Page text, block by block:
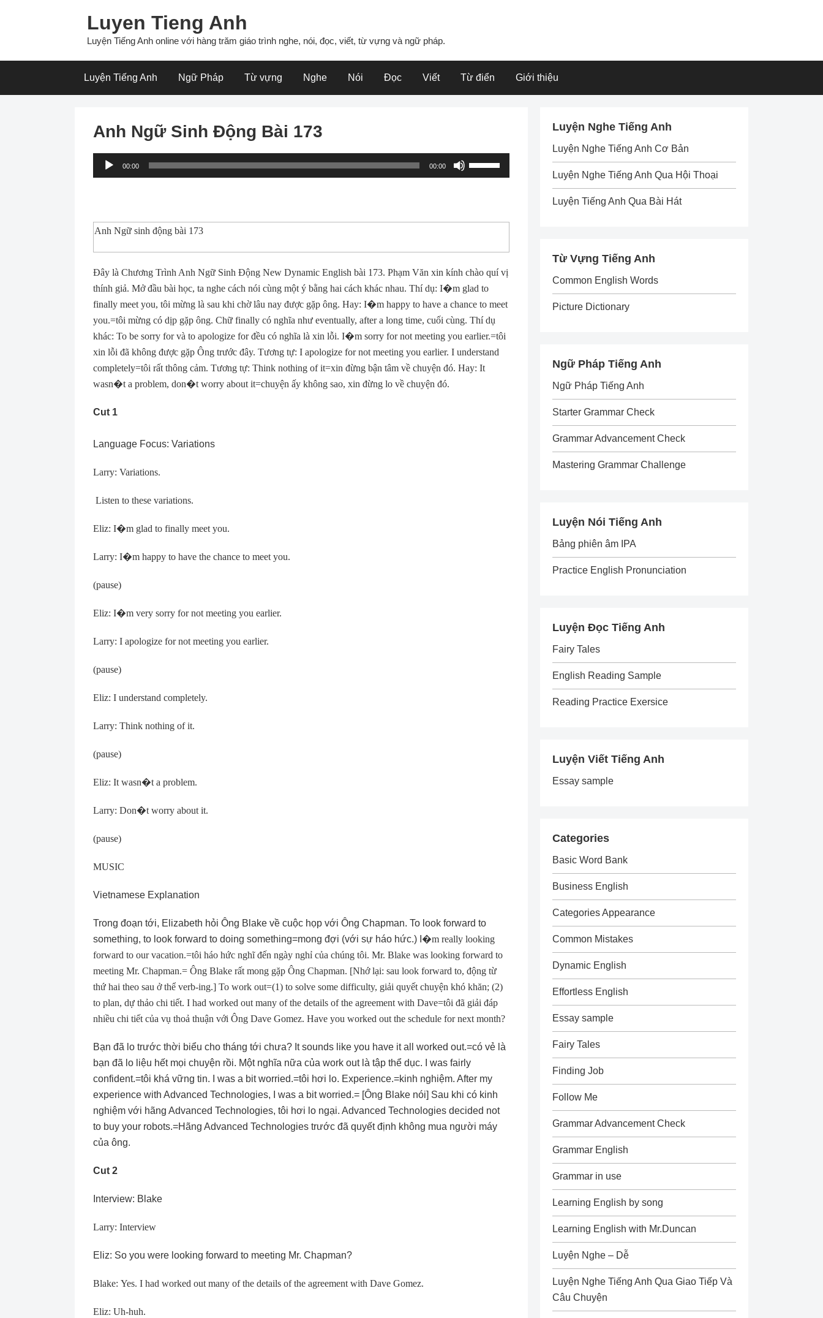
Luyen Tieng Anh
Luyện Tiếng Anh online với hàng trăm giáo trình nghe, nói, đọc, viết, từ vựng và ngữ pháp.
Luyện Tiếng Anh Ngữ Pháp Từ vựng Nghe Nói Đọc Viết Từ điển Giới thiệu
Anh Ngữ Sinh Động Bài 173
Audio
Player
00:00 00:00
Up/Down
to
or
decrease
volume.
Anh Ngữ sinh động bài 173
Ðây là Chương Trình Anh Ngữ Sinh Ðộng New Dynamic English bài 173. Phạm Văn xin kính chào quí vị
thính giả. Mở đầu bài học, ta nghe cách nói cùng một ý bằng hai cách khác nhau. Thí dụ: I�m glad to
finally meet you, tôi mừng là sau khi chờ lâu nay được gặp ông. Hay: I�m happy to have a chance to meet
you.=tôi mừng có dịp gặp ông. Chữ finally có nghĩa như eventually, after a long time, cuối cùng. Thí dụ
khác: To be sorry for và to apologize for đều có nghĩa là xin lỗi. I�m sorry for not meeting you earlier.=tôi
xin lỗi đã không được gặp Ông trước đây. Tương tự: I apologize for not meeting you earlier. I understand
completely=tôi rất thông cảm. Tương tự: Think nothing of it=xin đừng bận tâm về chuyện đó. Hay: It
wasn�t a problem, don�t worry about it=chuyện ấy không sao, xin đừng lo về chuyện đó.
Cut 1
Language Focus: Variations
Larry: Variations.
Listen to these variations.
Eliz: I�m glad to finally meet you.
Larry: I�m happy to have the chance to meet you.
(pause)
Eliz: I�m very sorry for not meeting you earlier.
Larry: I apologize for not meeting you earlier.
(pause)
Eliz: I understand completely.
Larry: Think nothing of it.
(pause)
Eliz: It wasn�t a problem.
Larry: Don�t worry about it.
(pause)
MUSIC
Vietnamese Explanation
Trong đoạn tới, Elizabeth hỏi Ông Blake về cuộc họp với Ông Chapman. To look forward to
something, to look forward to doing something=mong đợi (với sự háo hức.) I �m really looking
forward to our vacation.=tôi háo hức nghĩ đến ngày nghỉ của chúng tôi. Mr. Blake was looking forward to
meeting Mr. Chapman.= Ông Blake rất mong gặp Ông Chapman. [Nhớ lại: sau look forward to, động từ
thứ hai theo sau ở thể verb-ing.] To work out=(1) to solve some difficulty, giải quyết chuyện khó khăn; (2)
to plan, dự thảo chi tiết. I had worked out many of the details of the agreement with Dave=tôi đã giải đáp
nhiều chi tiết của vụ thoả thuận với Ông Dave Gomez. Have you worked out the schedule for next month?
Bạn đã lo trước thời biểu cho tháng tới chưa? It sounds like you have it all worked out.=có vẻ là
bạn đã lo liệu hết mọi chuyện rồi. Một nghĩa nữa của work out là tập thể dục. I was fairly
confident.=tôi khá vững tin. I was a bit worried.=tôi hơi lo. Experience.=kinh nghiệm. After my
experience with Advanced Technologies, I was a bit worried.= [Ông Blake nói] Sau khi có kinh
nghiệm với hãng Advanced Technologies, tôi hơi lo ngại. Advanced Technologies decided not
to buy your robots.=Hãng Advanced Technologies trước đã quyết định không mua người máy
của ông.
Cut 2
Interview: Blake
Larry: Interview
Eliz: So you were looking forward to meeting Mr. Chapman?
Blake: Yes. I had worked out many of the details of the agreement with Dave Gomez.
Eliz: Uh-huh.
Luyện Nghe Tiếng Anh
Luyện Nghe Tiếng Anh Cơ Bản
Luyện Nghe Tiếng Anh Qua Hội Thoại
Luyện Tiếng Anh Qua Bài Hát
Từ Vựng Tiếng Anh
Common English Words
Picture Dictionary
Ngữ Pháp Tiếng Anh
Ngữ Pháp Tiếng Anh
Starter Grammar Check
Grammar Advancement Check
Mastering Grammar Challenge
Luyện Nói Tiếng Anh
Bảng phiên âm IPA
Practice English Pronunciation
Luyện Đọc Tiếng Anh
Fairy Tales
English Reading Sample
Reading Practice Exersice
Luyện Viết Tiếng Anh
Essay sample
Categories
Basic Word Bank
Business English
Categories Appearance
Common Mistakes
Dynamic English
Effortless English
Essay sample
Fairy Tales
Finding Job
Follow Me
Grammar Advancement Check
Grammar English
Grammar in use
Learning English by song
Learning English with Mr.Duncan
Luyện Nghe – Dễ
Luyện Nghe Tiếng Anh Qua Giao Tiếp Và
Câu Chuyện